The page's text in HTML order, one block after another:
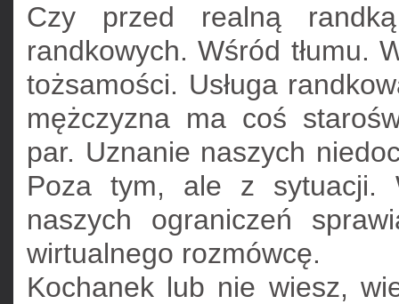
Czy przed realną
randkowych. Wśród tłumu.
tożsamości. Usługa
mężczyzna ma coś
par. Uznanie naszych
Poza tym, ale z sytuacji.
naszych ograniczeń
wirtualnego rozmówcę.
Kochanek lub nie wiesz,